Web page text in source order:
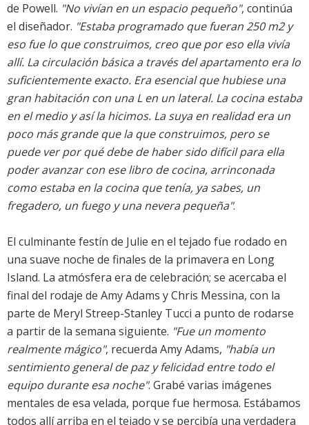
de Powell. "No vivían en un espacio pequeño", continúa
el diseñador. "Estaba programado que fueran 250 m2 y
eso fue lo que construimos, creo que por eso ella vivía
allí. La circulación básica a través del apartamento era lo
suficientemente exacto. Era esencial que hubiese una
gran habitación con una L en un lateral. La cocina estaba
en el medio y así la hicimos. La suya en realidad era un
poco más grande que la que construimos, pero se
puede ver por qué debe de haber sido difícil para ella
poder avanzar con ese libro de cocina, arrinconada
como estaba en la cocina que tenía, ya sabes, un
fregadero, un fuego y una nevera pequeña".
El culminante festín de Julie en el tejado fue rodado en
una suave noche de finales de la primavera en Long
Island. La atmósfera era de celebración; se acercaba el
final del rodaje de Amy Adams y Chris Messina, con la
parte de Meryl Streep-Stanley Tucci a punto de rodarse
a partir de la semana siguiente. "Fue un momento
realmente mágico", recuerda Amy Adams, "había un
sentimiento general de paz y felicidad entre todo el
equipo durante esa noche". Grabé varias imágenes
mentales de esa velada, porque fue hermosa. Estábamos
todos allí arriba en el tejado y se percibía una verdadera